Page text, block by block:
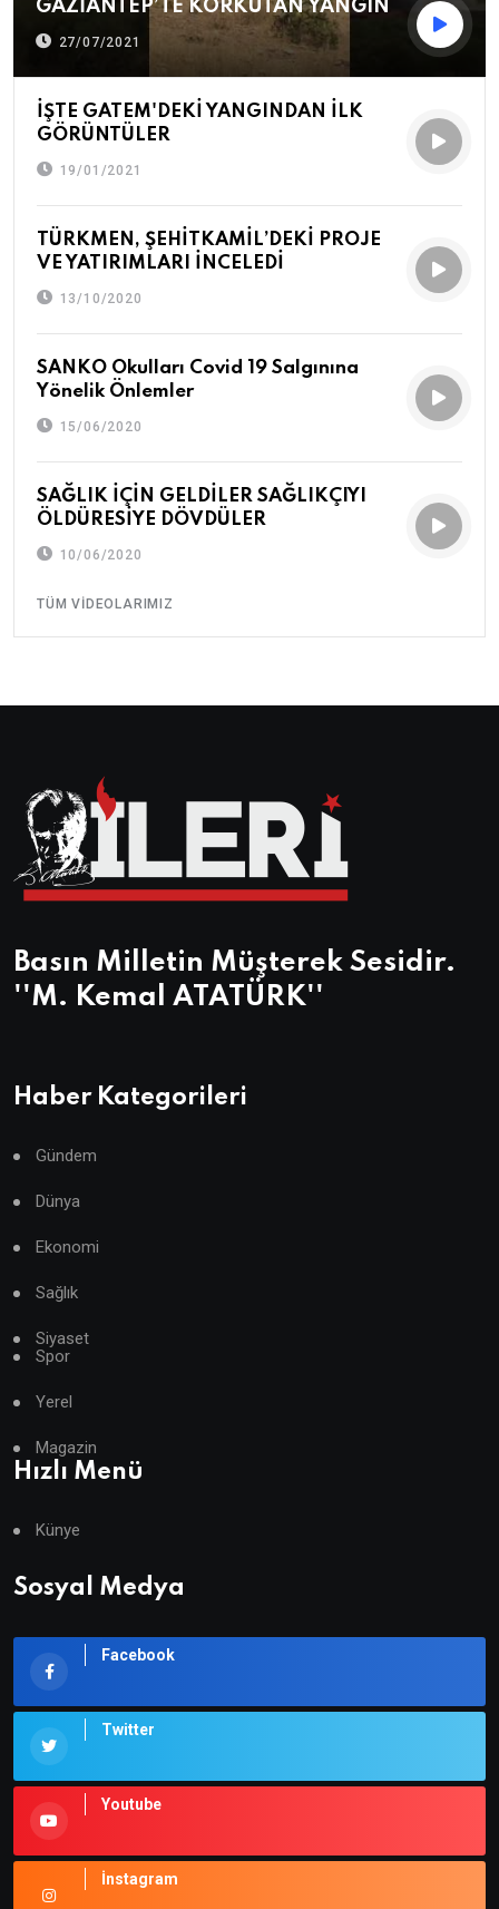
GAZİANTEP’TE KORKUTAN YANGIN
27/07/2021
İŞTE GATEM'DEKİ YANGINDAN İLK
GÖRÜNTÜLER
19/01/2021
TÜRKMEN, ŞEHİTKAMİL’DEKİ PROJE
VE YATIRIMLARI İNCELEDİ
13/10/2020
SANKO Okulları Covid 19 Salgınına
Yönelik Önlemler
15/06/2020
SAĞLIK İÇİN GELDİLER SAĞLIKÇIYI
ÖLDÜRESİYE DÖVDÜLER
10/06/2020
TÜM VIDEOLARIMIZ
Basın Milletin Müşterek Sesidir.
''M. Kemal ATATÜRK''
Haber Kategorileri
Gündem
Dünya
Ekonomi
Sağlık
Siyaset
Spor
Yerel
Magazin
Hızlı Menü
Künye
Sosyal Medya
Facebook
Twitter
Youtube
İnstagram